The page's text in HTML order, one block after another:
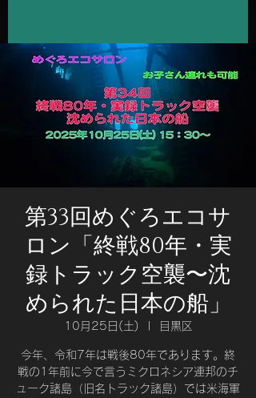
第33回めぐろエコサ
ロン「終戦80年・実
録トラック空襲〜沈
められた日本の船」
10月25日(土) 目黒区
今年、令和7年は戦後80年であります。終
戦の1年前に今で言うミクロネシア連邦のチ
ューク諸島（旧名トラック諸島）では米海軍